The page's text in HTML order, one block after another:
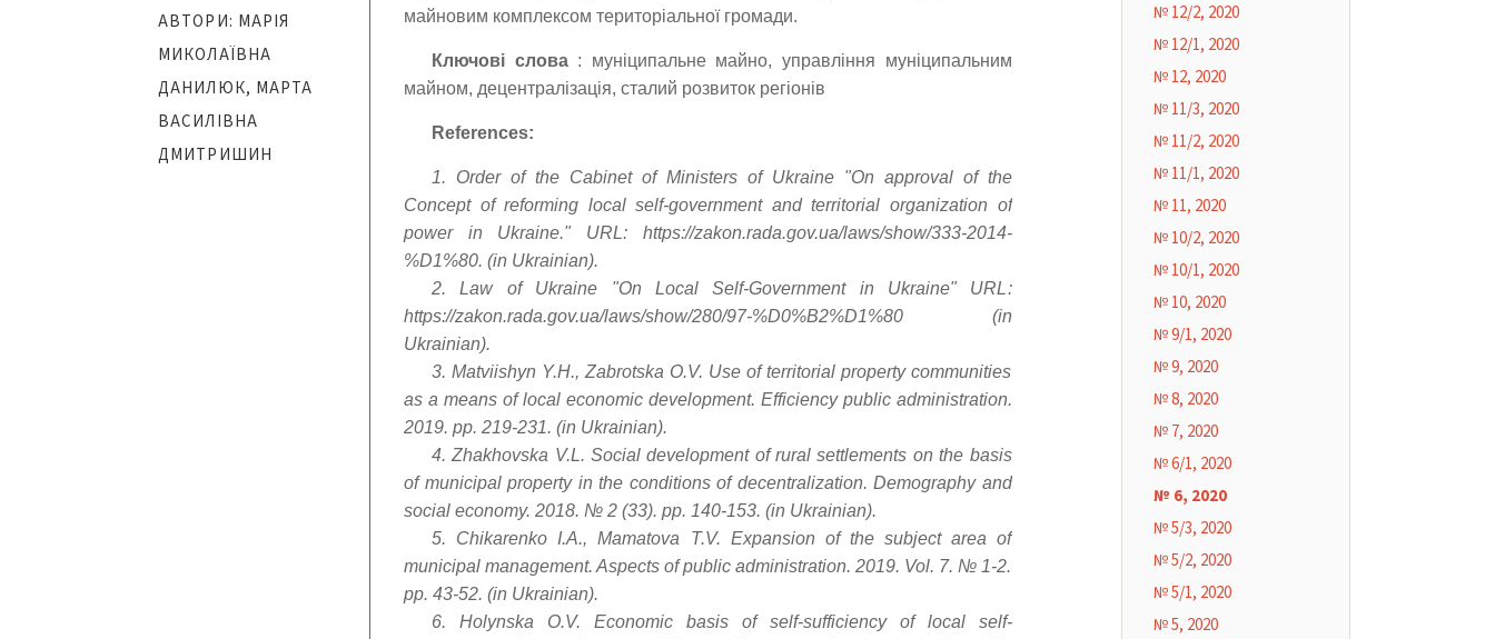
АВТОРИ: МАРІЯ
МИКОЛАЇВНА
ДАНИЛЮК, МАРТА
ВАСИЛІВНА
ДМИТРИШИН
майновим комплексом територіальної громади.
Ключові слова: муніципальне майно, управління муніципальним
майном, децентралізація, сталий розвиток регіонів
References:
1. Order of the Cabinet of Ministers of Ukraine "On approval of the
Concept of reforming local self-government and territorial organization of
power in Ukraine." URL: https://zakon.rada.gov.ua/laws/show/333-2014-
%D1%80. (in Ukrainian).
2. Law of Ukraine "On Local Self-Government in Ukraine" URL:
https://zakon.rada.gov.ua/laws/show/280/97-%D0%B2%D1%80 (in
Ukrainian).
3. Matviishyn Y.H., Zabrotska O.V. Use of territorial property communities
as a means of local economic development. Efficiency public administration.
2019. pp. 219-231. (in Ukrainian).
4. Zhakhovska V.L. Social development of rural settlements on the basis
of municipal property in the conditions of decentralization. Demography and
social economy. 2018. № 2 (33). pp. 140-153. (in Ukrainian).
5. Chikarenko I.A., Mamatova T.V. Expansion of the subject area of
municipal management. Aspects of public administration. 2019. Vol. 7. № 1-2.
pp. 43-52. (in Ukrainian).
6. Holynska O.V. Economic basis of self-sufficiency of local self-
№ 12/2, 2020
№ 12/1, 2020
№ 12, 2020
№ 11/3, 2020
№ 11/2, 2020
№ 11/1, 2020
№ 11, 2020
№ 10/2, 2020
№ 10/1, 2020
№ 10, 2020
№ 9/1, 2020
№ 9, 2020
№ 8, 2020
№ 7, 2020
№ 6/1, 2020
№ 6, 2020
№ 5/3, 2020
№ 5/2, 2020
№ 5/1, 2020
№ 5, 2020